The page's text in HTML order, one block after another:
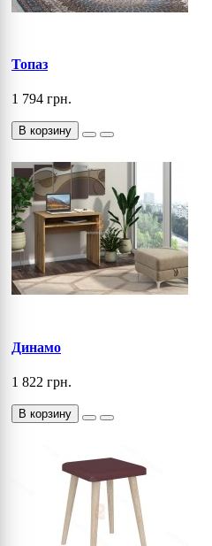
Топаз
1 794 грн.
В корзину
Динамо
1 822 грн.
В корзину